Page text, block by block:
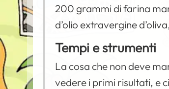
200 grammi di farina
d’olio extravergine
Tempi e strumenti
La cosa che non deve
vedere i primi risultati, e